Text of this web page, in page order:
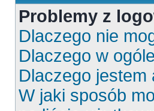
Problemy z
Dlaczego nie
Dlaczego w
Dlaczego
W jaki sposób